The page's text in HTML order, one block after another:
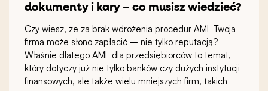
dokumenty i kary – co musisz wiedzieć?
Czy wiesz, że za brak wdrożenia procedur AML Twoja
firma może słono zapłacić – nie tylko reputacją?
Właśnie dlatego AML dla przedsiębiorców to temat,
który dotyczy już nie tylko banków czy dużych instytucji
finansowych, ale także wielu mniejszych firm, takich